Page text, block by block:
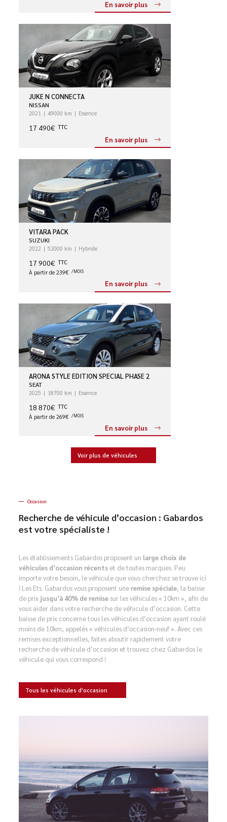
En savoir plus
JUKE N CONNECTA
NISSAN
2021 49000 km Essence
17 490€ TTC
En savoir plus
VITARA PACK
SUZUKI
2022 52000 km Hybride
17 900€ TTC
À partir de 239€ /MOIS
En savoir plus
ARONA STYLE EDITION SPECIAL PHASE 2
SEAT
2025 18700 km Essence
18 870€ TTC
À partir de 269€ /MOIS
En savoir plus
Voir plus de véhicules
Occasion
Recherche de véhicule d’occasion : Gabardos
est votre spécialiste !
Les établissements Gabardos proposent un large choix de
véhicules d’occasion récents et de toutes marques. Peu
importe votre besoin, le véhicule que vous cherchez se trouve ici
! Les Ets. Gabardos vous proposent une remise spéciale, la baisse
de prix jusqu’à 40% de remise sur les véhicules « 10km », afin de
vous aider dans votre recherche de véhicule d’occasion. Cette
baisse de prix concerne tous les véhicules d’occasion ayant roulé
moins de 10km, appelés « véhicules d’occasion-neuf ». Avec ces
remises exceptionnelles, faites aboutir rapidement votre
recherche de véhicule d’occasion et trouvez chez Gabardos le
véhicule qui vous correspond !
Tous les véhicules d'occasion